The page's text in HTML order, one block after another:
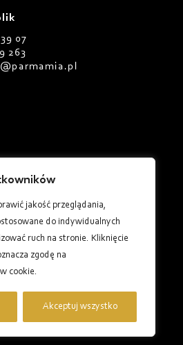
jakość przeglądania,
do indywidualnych
ruch na stronie. Kliknięcie
zgodę na
cookie.
Akceptuj wszystko
07
263